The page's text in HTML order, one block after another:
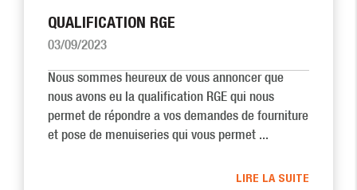
QUALIFICATION RGE
03/09/2023
Nous sommes heureux de vous annoncer que
nous avons eu la qualification RGE qui nous
permet de répondre a vos demandes de fourniture
et pose de menuiseries qui vous permet ...
LIRE LA SUITE